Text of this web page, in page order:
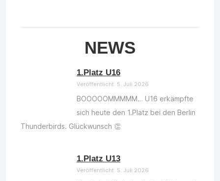
NEWS
1.Platz U16
Veröffentlicht: 5. Juli 2026
BOOOOOMMMMM… U16 erkämpfte
sich heute den 1.Platz bei den Berlin
Thunderbirds. Glückwunsch 👏
1.Platz U13
Veröffentlicht: 5. Juli 2026